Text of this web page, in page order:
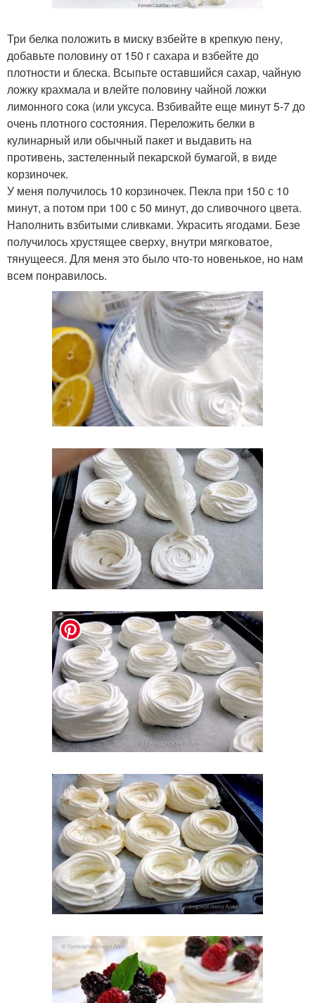
Три белка положить в миску взбейте в крепкую пену,
добавьте половину от 150 г сахара и взбейте до
плотности и блеска. Всыпьте оставшийся сахар, чайную
ложку крахмала и влейте половину чайной ложки
лимонного сока (или уксуса. Взбивайте еще минут 5-7 до
очень плотного состояния. Переложить белки в
кулинарный или обычный пакет и выдавить на
противень, застеленный пекарской бумагой, в виде
корзиночек.
У меня получилось 10 корзиночек. Пекла при 150 с 10
минут, а потом при 100 с 50 минут, до сливочного цвета.
Наполнить взбитыми сливками. Украсить ягодами. Безе
получилось хрустящее сверху, внутри мягковатое,
тянущееся. Для меня это было что-то новенькое, но нам
всем понравилось.